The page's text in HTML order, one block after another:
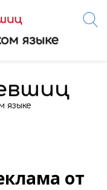
языке
от